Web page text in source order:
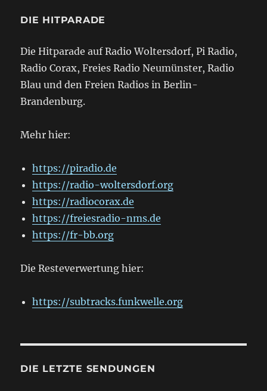
DIE HITPARADE
Die Hitparade auf Radio Woltersdorf, Pi Radio,
Radio Corax, Freies Radio Neumünster, Radio
Blau und den Freien Radios in Berlin-
Brandenburg.
Mehr hier:
https://piradio.de
https://radio-woltersdorf.org
https://radiocorax.de
https://freiesradio-nms.de
https://fr-bb.org
Die Resteverwertung hier:
https://subtracks.funkwelle.org
DIE LETZTE SENDUNGEN